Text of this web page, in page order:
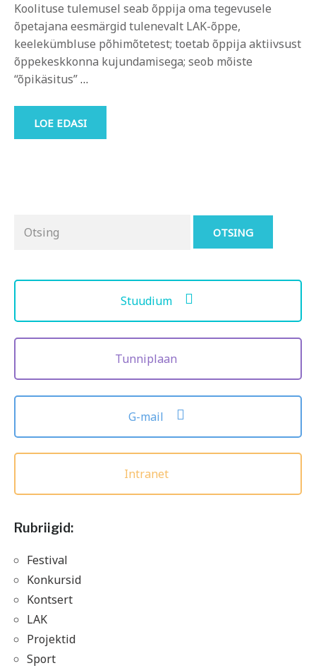
Koolituse tulemusel seab õppija oma tegevusele
õpetajana eesmärgid tulenevalt LAK-õppe,
keelekümbluse põhimõtetest; toetab õppija aktiivsust
õppekeskkonna kujundamisega; seob mõiste
“õpikäsitus”…
LOE EDASI
for:
Stuudium
Tunniplaan
G-mail
Intranet
Rubriigid:
Festival
Konkursid
Kontsert
LAK
Projektid
Sport